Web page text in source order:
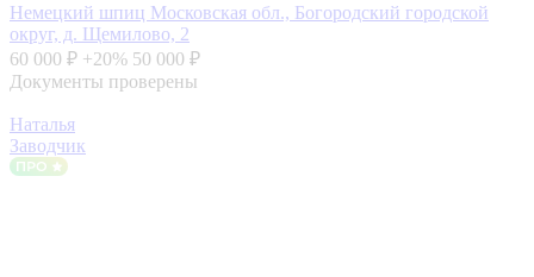
Немецкий шпиц Московская обл., Богородский городской
округ, д. Щемилово, 2
60 000 ₽ +20% 50 000 ₽
Документы проверены
Наталья
Заводчик